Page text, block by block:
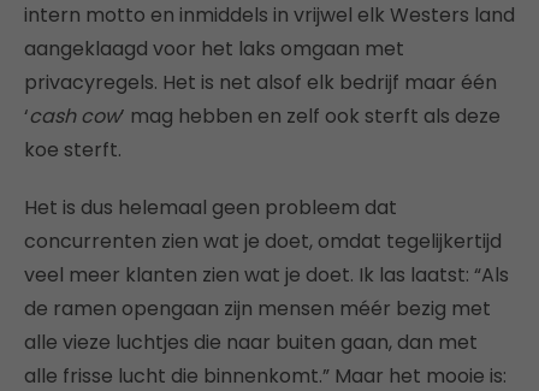
intern motto en inmiddels in vrijwel elk Westers land
aangeklaagd voor het laks omgaan met
privacyregels. Het is net alsof elk bedrijf maar één
‘cash cow’ mag hebben en zelf ook sterft als deze
koe sterft.
Het is dus helemaal geen probleem dat
concurrenten zien wat je doet, omdat tegelijkertijd
veel meer klanten zien wat je doet. Ik las laatst: “Als
de ramen opengaan zijn mensen méér bezig met
alle vieze luchtjes die naar buiten gaan, dan met
alle frisse lucht die binnenkomt.” Maar het mooie is: